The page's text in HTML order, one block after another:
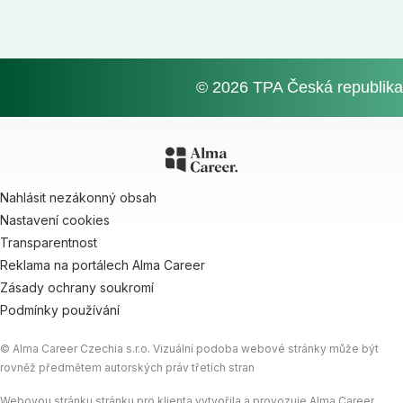
© 2026 TPA Česká republika
Nahlásit nezákonný obsah
Nastavení cookies
Transparentnost
Reklama na portálech Alma Career
Zásady ochrany soukromí
Podmínky používání
© Alma Career Czechia s.r.o. Vizuální podoba webové stránky může být
rovněž předmětem autorských práv třetích stran